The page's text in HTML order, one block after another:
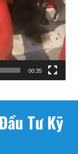
00:35
Tư Kỹ